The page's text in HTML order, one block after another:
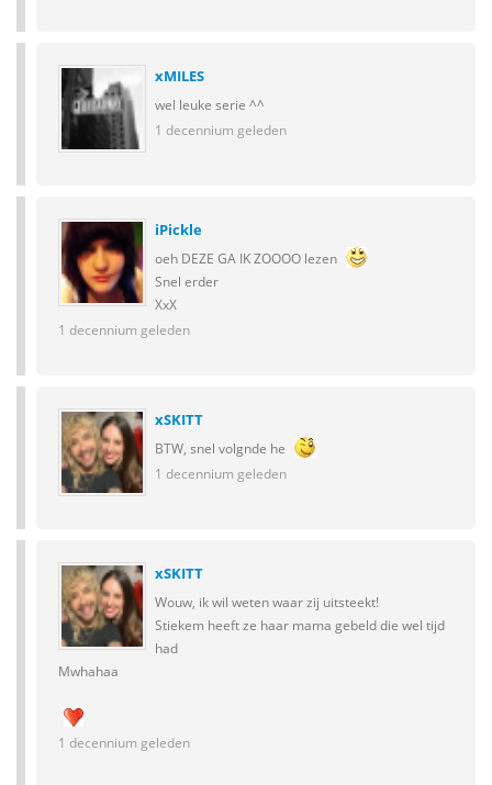
xMILES
wel leuke serie ^^
1 decennium geleden
iPickle
oeh DEZE GA IK ZOOOO lezen
Snel erder
XxX
1 decennium geleden
xSKITT
BTW, snel volgnde he
1 decennium geleden
xSKITT
Wouw, ik wil weten waar zij uitsteekt!
Stiekem heeft ze haar mama gebeld die wel tijd
had
Mwhahaa
1 decennium geleden